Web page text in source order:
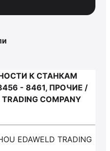
К СТАНКАМ
- 8461, ПРОЧИЕ /
COMPANY
EDAWELD TRADING